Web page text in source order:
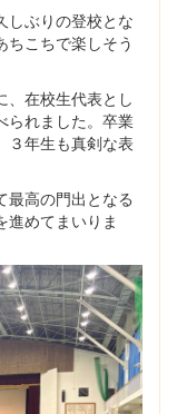
しぶりの登校とな
ちこちで楽しそう
、在校生代表とし
られました。卒業
３年生も真剣な表
最高の門出となる
進めてまいりま